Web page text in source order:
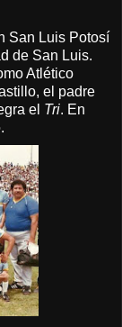
San Luis Potosí
de San Luis.
Atlético
el padre
el Tri. En